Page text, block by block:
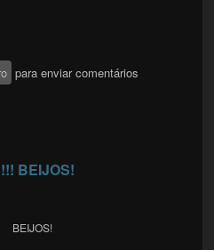
para enviar comentários
BEIJOS!
BEIJOS!